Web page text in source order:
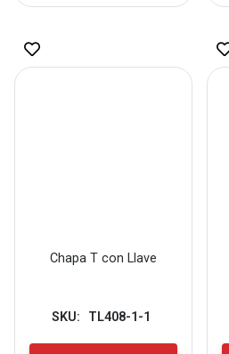
Chapa T con Llave
SKU: TL408-1-1